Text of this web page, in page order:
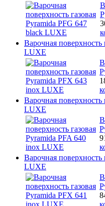
Варочная поверхность
LUXE
Варочная поверхность
LUXE
Варочная поверхность
LUXE